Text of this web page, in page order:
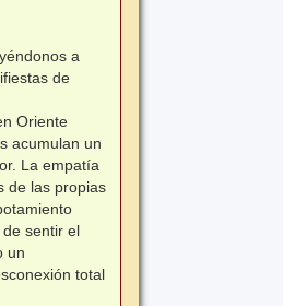
a
de
Oriente
acumulan un
La empatía
de las propias
sentir el
un
total